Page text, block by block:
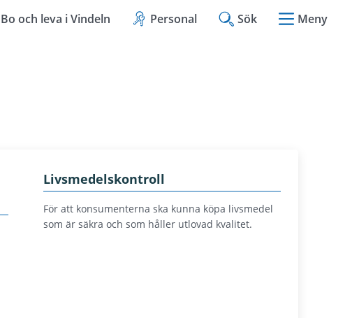
Bo och leva i Vindeln Personal Sök Meny
Livsmedelskontroll
För att konsumenterna ska kunna köpa livsmedel
som är säkra och som håller utlovad kvalitet.